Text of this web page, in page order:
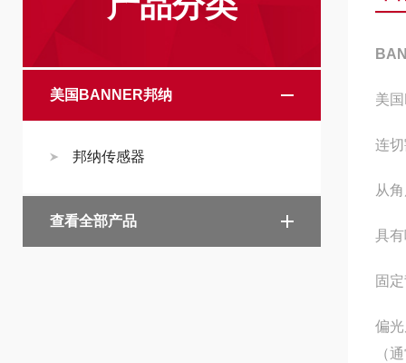
美国BANNER邦纳
邦纳传感器
查看全部产品
美
连
从
具
固
偏
（